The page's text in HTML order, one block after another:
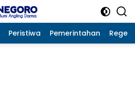
Peristiwa Pemerintahan